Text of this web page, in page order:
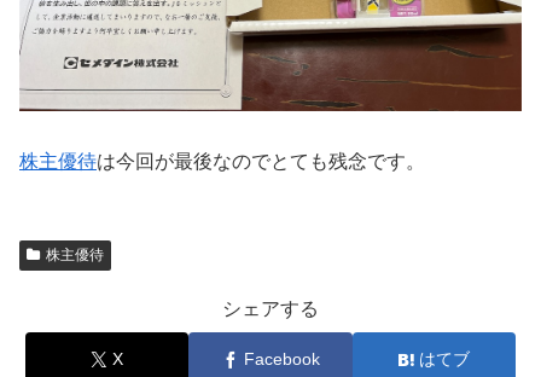
株主優待は今回が最後なのでとても残念です。
株主優待
シェアする
X Facebook はてブ